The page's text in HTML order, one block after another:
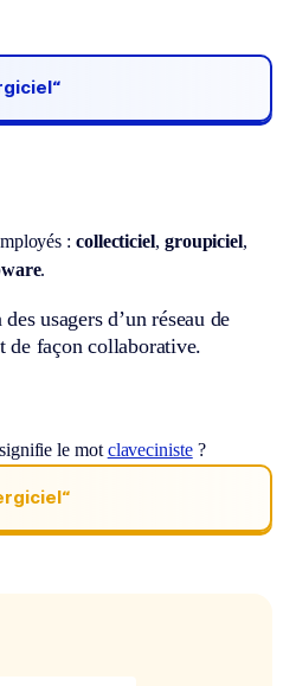
: collecticiel, groupiciel,
.
usagers d’un réseau de
de façon collaborative.
le mot claveciniste?